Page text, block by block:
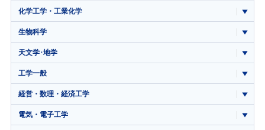
化学工学・工業化学
生物科学
天文学･地学
工学一般
経営・数理・経済工学
電気・電子工学